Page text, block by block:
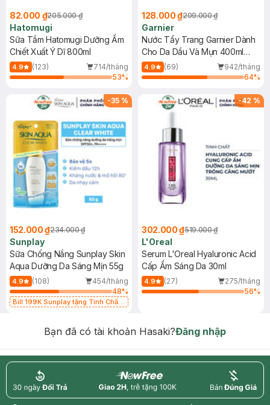
82.000 ₫205.000 ₫
Hatomugi
Sữa Tắm Hatomugi Dưỡng Ẩm
Chiết Xuất Ý Dĩ 800ml
4.9 (123)
714/tháng
53%
128.000 ₫209.000 ₫
Garnier
Nước Tẩy Trang Garnier Dành
Cho Da Dầu Và Mụn 400ml
(Mới)
4.9 (69)
942/tháng
64%
-35 %
152.000 ₫234.000 ₫
Sunplay
Sữa Chống Nắng Sunplay Skin
Aqua Dưỡng Da Sáng Mịn 55g
4.9 (108)
454/tháng
48%
Bill 199K Sunplay tặng Tinh Chất
-42 %
302.000 ₫519.000 ₫
L'Oreal
Serum L'Oreal Hyaluronic Acid
Cấp Ẩm Sáng Da 30ml
4.9 (27)
275/tháng
56%
Bạn đã có tài khoản Hasaki?Đăng nhập
return nowfree price